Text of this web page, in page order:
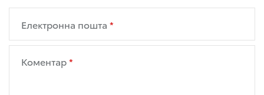
Електронна пошта
Коментар